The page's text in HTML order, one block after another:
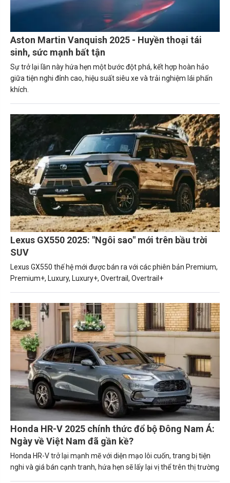
Aston Martin Vanquish 2025 - Huyền thoại tái
sinh, sức mạnh bất tận
Sự trở lại lần này hứa hẹn một bước đột phá, kết hợp hoàn hảo
giữa tiện nghi đỉnh cao, hiệu suất siêu xe và trải nghiệm lái phấn
khích.
Lexus GX550 2025: "Ngôi sao" mới trên bầu trời
SUV
Lexus GX550 thế hệ mới được bán ra với các phiên bản Premium,
Premium+, Luxury, Luxury+, Overtrail, Overtrail+
Honda HR-V 2025 chính thức đổ bộ Đông Nam Á:
Ngày về Việt Nam đã gần kề?
Honda HR-V trở lại mạnh mẽ với diện mạo lôi cuốn, trang bị tiện
nghi và giá bán cạnh tranh, hứa hẹn sẽ lấy lại vị thể trên thị trường